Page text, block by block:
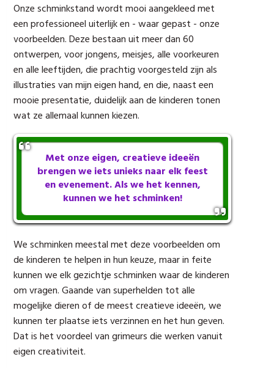
Onze schminkstand wordt mooi aangekleed met
een professioneel uiterlijk en - waar gepast - onze
voorbeelden. Deze bestaan uit meer dan 60
ontwerpen, voor jongens, meisjes, alle voorkeuren
en alle leeftijden, die prachtig voorgesteld zijn als
illustraties van mijn eigen hand, en die, naast een
mooie presentatie, duidelijk aan de kinderen tonen
wat ze allemaal kunnen kiezen.
Met onze eigen, creatieve ideeën
brengen we iets unieks naar elk feest
en evenement. Als we het kennen,
kunnen we het schminken!
We schminken meestal met deze voorbeelden om
de kinderen te helpen in hun keuze, maar in feite
kunnen we elk gezichtje schminken waar de kinderen
om vragen. Gaande van superhelden tot alle
mogelijke dieren of de meest creatieve ideeën, we
kunnen ter plaatse iets verzinnen en het hun geven.
Dat is het voordeel van grimeurs die werken vanuit
eigen creativiteit.